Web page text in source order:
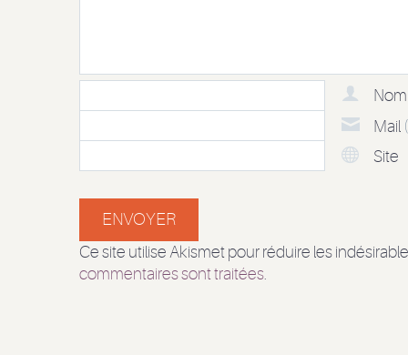
Nom
Mail
Site
Ce site utilise Akismet pour réduire les
commentaires sont traitées